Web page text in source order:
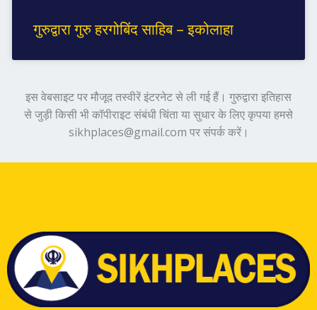
गुरुद्वारा गुरु हरगोबिंद साहिब – इकोलाहा
इस वेबसाइट पर मौजूद तस्वीरें इंटरनेट से ली गई हैं। गुरुद्वारा इतिहास
से जुड़ी किसी भी कॉपीराइट संबंधी चिंता या सुधार के लिए कृपया हमसे
sikhplaces@gmail.com पर संपर्क करें।